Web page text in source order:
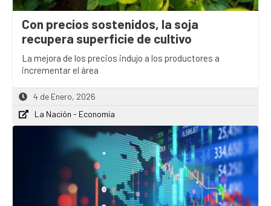
Con precios sostenidos, la soja
recupera superficie de cultivo
La mejora de los precios indujo a los productores a
incrementar el área
4 de Enero, 2026
La Nación - Economía